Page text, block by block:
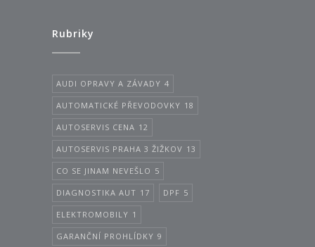
Rubriky
AUDI OPRAVY A ZÁVADY 4
AUTOMATICKÉ PŘEVODOVKY 18
AUTOSERVIS CENA 12
AUTOSERVIS PRAHA 3 ŽIŽKOV 13
CO SE JINAM NEVEŠLO 5
DIAGNOSTIKA AUT 17 DPF 5
ELEKTROMOBILY 1
GARANČNÍ PROHLÍDKY 9